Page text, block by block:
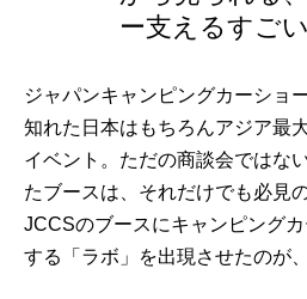
ー支えるすご
ジャパンキャンピングカーショ
知れた日本はもちろんアジア最
イベント。ただの商談会ではな
たブースは、それだけでも必見
JCCSのブースにキャンピング
する「ラボ」を出現させたのが